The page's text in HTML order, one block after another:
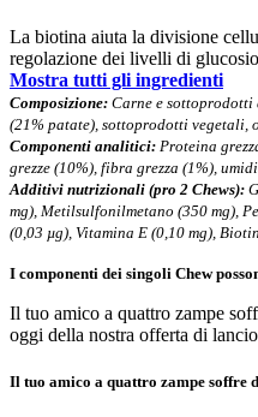
La biotina aiuta la divisione
regolazione dei livelli di
Mostra tutti gli ingredienti
Composizione: Carne e
(21% patate), sottoprodotti vegetali,
Componenti analitici: Proteina
grezze (10%), fibra grezza (1%),
Additivi nutrizionali (pro 2 Chews):
mg), Metilsulfonilmetano (350 mg),
(0,03 µg), Vitamina E (0,10 mg),
I componenti dei singoli Chew
Il tuo amico a quattro zampe
oggi della nostra offerta di
Il tuo amico a quattro zampe